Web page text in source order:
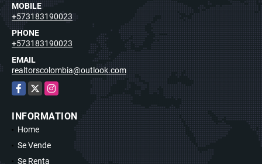
MOBILE
+573183190023
PHONE
+573183190023
EMAIL
realtorscolombia@outlook.com
Facebook
X Instagram
INFORMATION
Home
Se Vende
Se Renta